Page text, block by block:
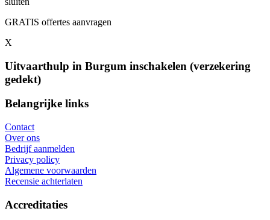
GRATIS offertes aanvragen
X
Uitvaarthulp in Burgum inschakelen (verzekering
gedekt)
Belangrijke links
Contact
Over ons
Bedrijf aanmelden
Privacy policy
Algemene voorwaarden
Recensie achterlaten
Accreditaties